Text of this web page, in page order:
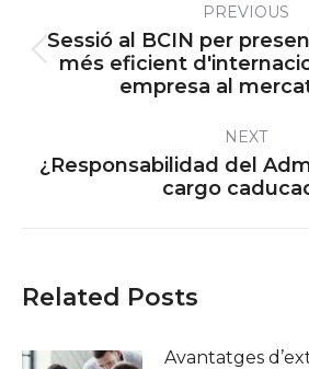
navigationPREVIOUS
post:
Sessió al BCIN per
més eficient
empresa al
NEXT
Next
post:
¿Responsabilidad del
cargo
Related Posts
Avantatges